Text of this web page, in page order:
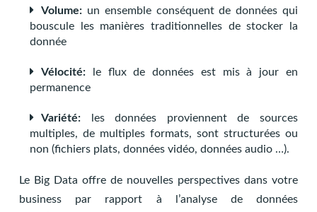
Volume: un ensemble conséquent de données qui
bouscule les manières traditionnelles de stocker la
donnée
Vélocité: le flux de données est mis à jour en
permanence
Variété: les données proviennent de sources
multiples, de multiples formats, sont structurées ou
non (fichiers plats, données vidéo, données audio …).
Le Big Data offre de nouvelles perspectives dans votre
business par rapport à l’analyse de données